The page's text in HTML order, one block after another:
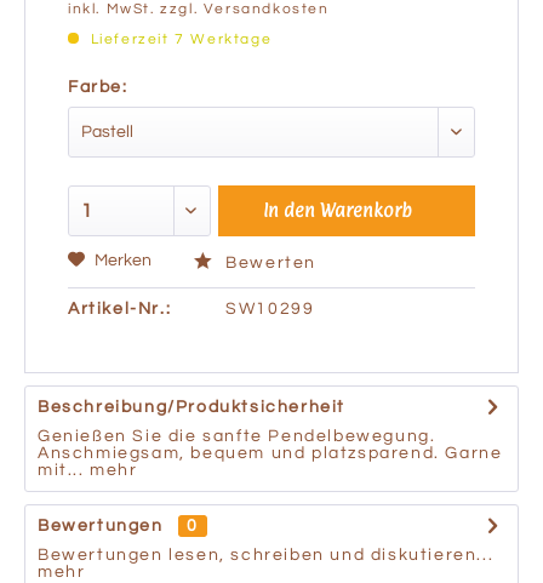
inkl. MwSt.zzgl. Versandkosten
Lieferzeit 7 Werktage
Farbe:
In den Warenkorb
Merken Bewerten
Artikel-Nr.: SW10299
Beschreibung/Produktsicherheit
Genießen Sie die sanfte Pendelbewegung.
Anschmiegsam, bequem und platzsparend. Garne
mit... mehr
Bewertungen
0
Bewertungen lesen, schreiben und diskutieren...
mehr